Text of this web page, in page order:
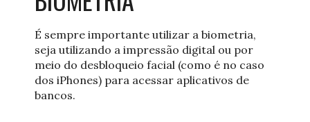
É sempre importante utilizar a biometria,
seja utilizando a impressão digital ou por
meio do desbloqueio facial (como é no caso
dos iPhones) para acessar aplicativos de
bancos.